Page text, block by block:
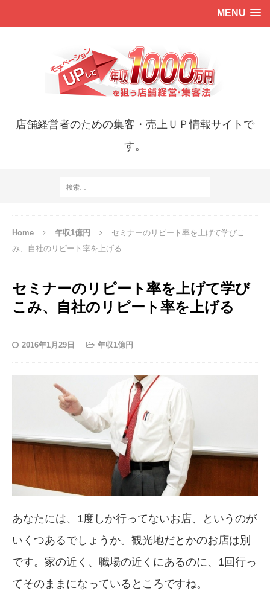
MENU
店舗経営者のための集客・売上ＵＰ情報サイトで
す。
Home 年収1億円
セミナーのリピート率を上げて学びこ
み、自社のリピート率を上げる
セミナーのリピート率を上げて学び
こみ、自社のリピート率を上げる
2016年1月29日 年収1億円
あなたには、1度しか行ってないお店、というのが
いくつあるでしょうか。観光地だとかのお店は別
です。家の近く、職場の近くにあるのに、1回行っ
てそのままになっているところですね。